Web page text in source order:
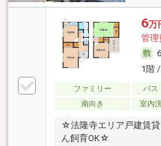
6万
管理
1階
ファミリー バス
南向き
室内
☆法隆寺エリア戸建賃
ん飼育OK☆